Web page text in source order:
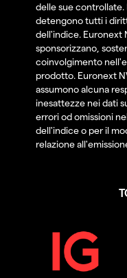
delle sue controllate.
detengono tutti i
dell'indice. Euronext
sponsorizzano,
coinvolgimento
prodotto. Euronext
assumono alcuna
inesattezze nei dati
errori od omissioni
dell'indice o per il
relazione